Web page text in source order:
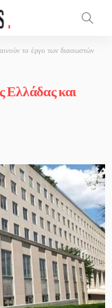
το έργο των διασωστών
Ελλάδας και